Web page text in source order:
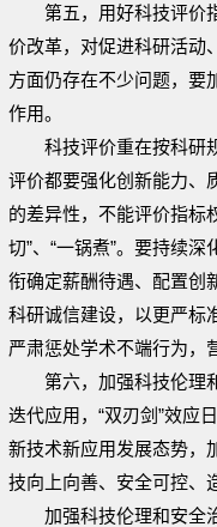
第五，用好科技评价
价改革，对促进科研活动
方面仍存在不少问题，要
作用。
科技评价重在按科研
评价都要强化创新能力、
的差异性，不能评价指标
切”、“一锅煮”。要持续
衔确定薪酬待遇、配置创
科研诚信建设，以更严标
严肃惩处学术不端行为，
第六，加强科技伦理
迭代应用，“双刃剑”效应
新技术新应用发展态势，
技向上向善、安全可控、
加强科技伦理和安全